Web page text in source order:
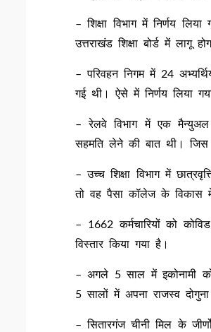
– शिक्षा विभाग में निर्णय
उत्तराखंड शिक्षा बोर्ड में लागू
– परिवहन निगम में 24
गई थी। ऐसे में निर्णय लिया
– रेलवे विभाग में एक
सहमति लेने की बात थी। जिस
– उच्च शिक्षा विभाग में
तो वह पैसा कॉलेज के विकास में
– 1662 कर्मचारियों को
विस्तार किया गया है।
– अगले 5 साल में इकोनामी
5 सालों में अपना राजस्व
– सितारगंज चीनी मिल के